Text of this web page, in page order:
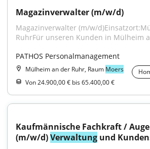
Magazinverwalter (m/w/d)
Magazinverwalter (m/w/
RuhrFür unseren Kunden in Mülheim
PATHOS Personalmanagement
Mülheim an der Ruhr, Raum Moers
Von 24.900,00 € bis 65.400,00 €
Kaufmännische Fachkraft /
(m/w/d) Verwaltung und